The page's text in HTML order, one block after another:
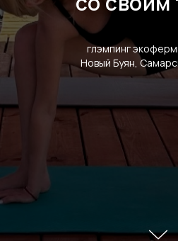
глэмпинг
Новый Буян,